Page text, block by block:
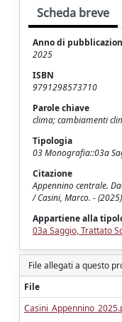
Scheda breve
Anno di
2025
ISBN
9791298573710
Parole chiave
clima; cambiamenti
Tipologia
03 Monografia::03a
Citazione
Appennino centrale.
/ Casini, Marco. -
Appartiene alla
03a Saggio, Trattato
File allegati a questo
File